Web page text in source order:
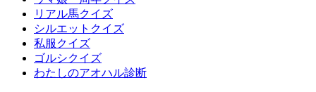
リアル馬クイズ
シルエットクイズ
私服クイズ
ゴルシクイズ
わたしのアオハル診断